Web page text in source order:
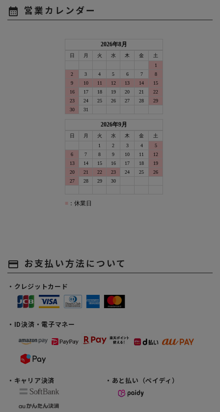
calendar_month 営業カレンダー
payment お支払い方法について
・クレジットカード
・ID決済・電子マネー
・キャリア決済 ・あと払い（ペイディ）